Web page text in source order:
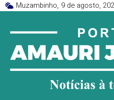
Muzambinho, 9 de agosto,